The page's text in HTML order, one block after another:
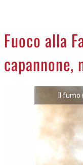
Fuoco alla
capannone,
Il